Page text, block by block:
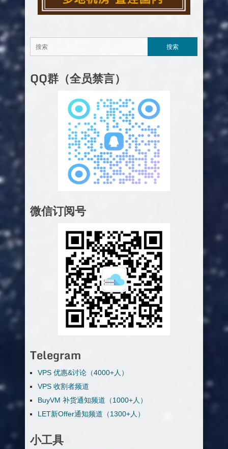
QQ群（全员禁言）
微信订阅号
Telegram
VPS 优惠&讨论（4000+人）
VPS 收割者频道
BuyVM 补货通知频道（1000+人）
LET新Offer通知频道（1300+人）
小工具